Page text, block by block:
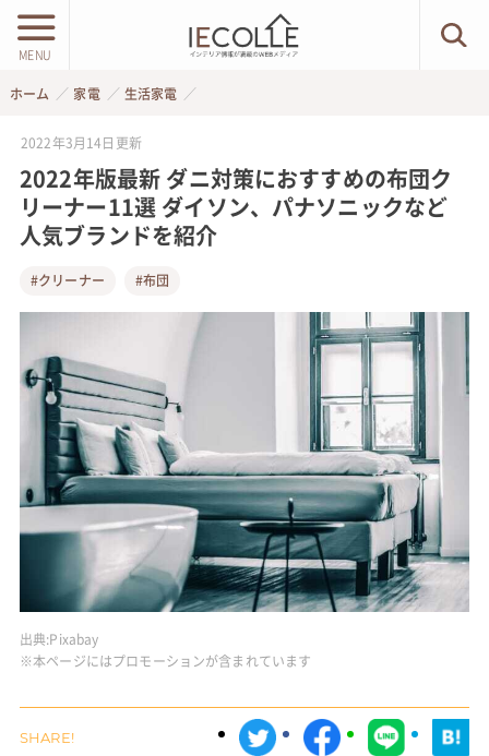
MENU
ホーム 家電 生活家電
2022年3月14日 更新
2022年版最新 ダニ対策におすすめの布団ク
リーナー11選 ダイソン、パナソニックなど
人気ブランドを紹介
#クリーナー #布団
出典:Pixabay
※本ページにはプロモーションが含まれています